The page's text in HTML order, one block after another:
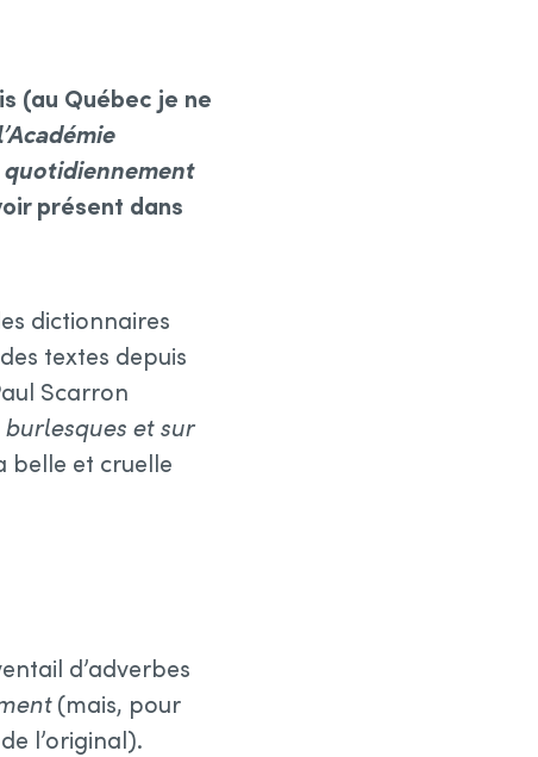
(au Québec je ne
quotidiennement
présent dans
dictionnaires
textes depuis
Scarron
et sur
belle et cruelle
d’adverbes
(mais, pour
l’original).